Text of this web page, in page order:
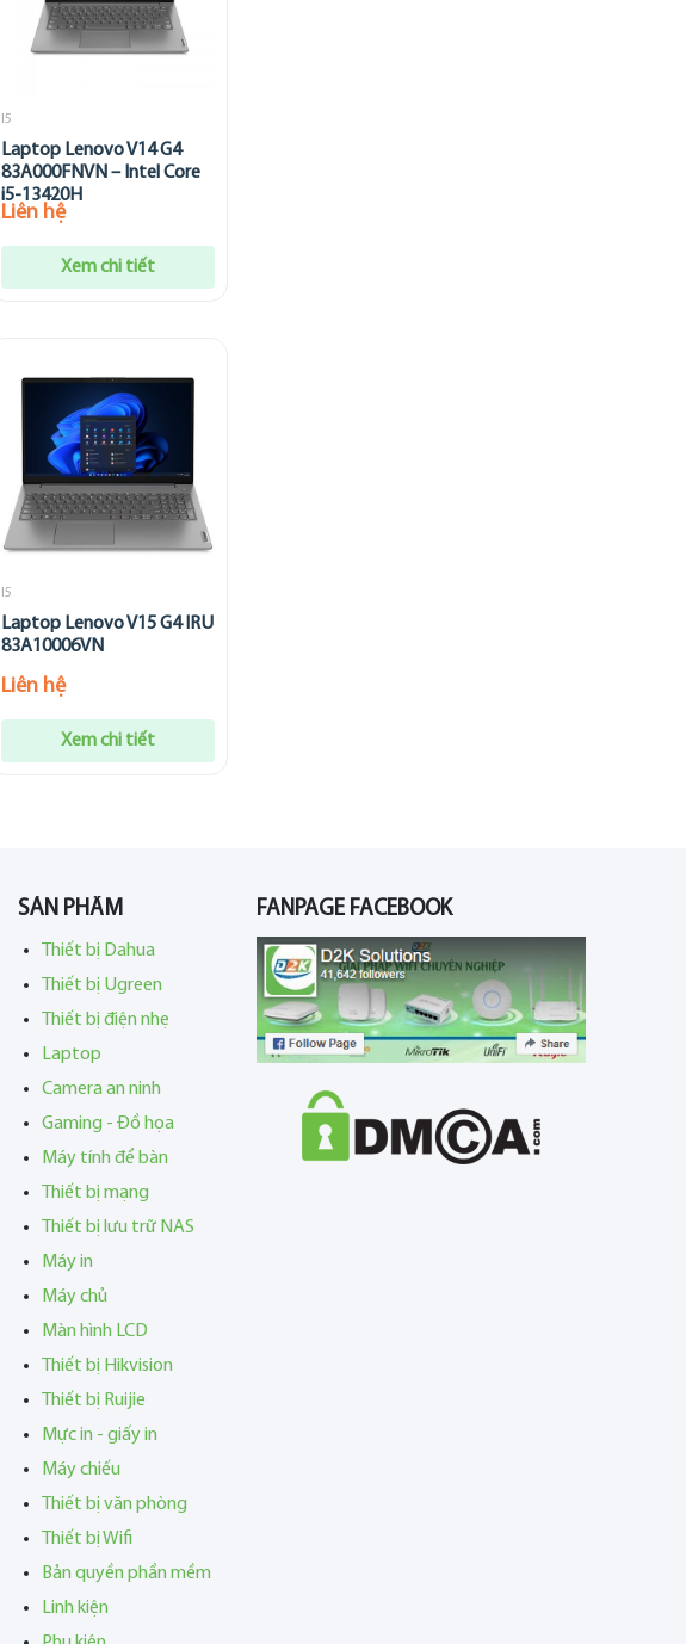
I5
Laptop Lenovo V14 G4
83A000FNVN – Intel Core
i5-13420H
Liên hệ
Xem chi tiết
I5
Laptop Lenovo V15 G4 IRU
83A10006VN
Liên hệ
Xem chi tiết
SẢN PHẨM
Thiết bị Dahua
Thiết bị Ugreen
Thiết bị điện nhẹ
Laptop
Camera an ninh
Gaming - Đồ họa
Máy tính để bàn
Thiết bị mạng
Thiết bị lưu trữ NAS
Máy in
Máy chủ
Màn hình LCD
Thiết bị Hikvision
Thiết bị Ruijie
Mực in - giấy in
Máy chiếu
Thiết bị văn phòng
Thiết bị Wifi
Bản quyền phần mềm
Linh kiện
FANPAGE FACEBOOK